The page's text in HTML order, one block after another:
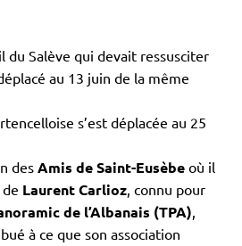
du Salève qui devait ressusciter
au 13 juin de la même
s’est déplacée au 25
des Amis de Saint-Eusèbe où il
Laurent Carlioz, connu pour
de l’Albanais (TPA),
à ce que son association